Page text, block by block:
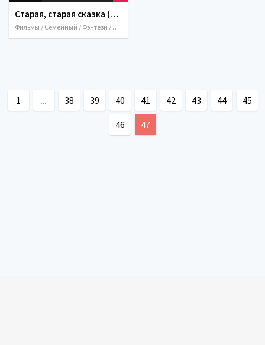
Старая, старая сказка (1968)
Фильмы / Семейный / Фэнтези / 1968 / СССР
1 ... 38 39 40 41 42 43 44 45
46 47